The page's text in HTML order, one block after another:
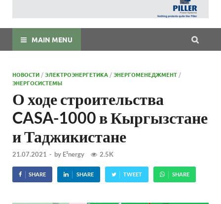
MAIN MENU
НОВОСТИ /ЭЛЕКТРОЭНЕРГЕТИКА /ЭНЕРГОМЕНЕДЖМЕНТ /
ЭНЕРГОСИСТЕМЫ
О ходе строительства
CASA-1000 в Кыргызстане
и Таджикистане
21.07.2021 - by E²nergy 2.5K
SHARE SHARE TWEET SHARE